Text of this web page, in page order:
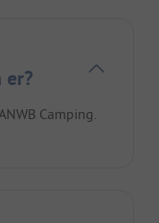
er?
Camping.